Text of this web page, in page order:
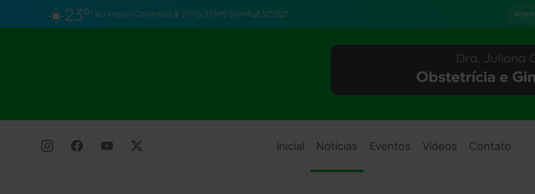
☀️23°Céu limpo Columbus 27° 93% 5km/h 32°/22°
Inicial Notícias Eventos Vídeos Contato